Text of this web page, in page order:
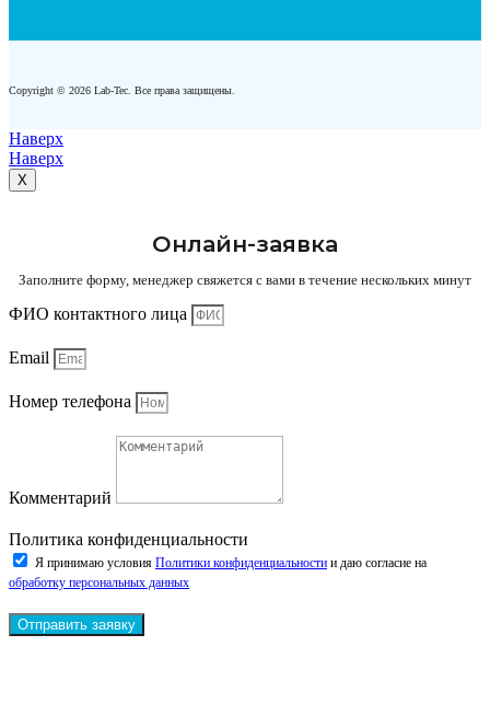
Copyright © 2026 Lab-Tec. Все права защищены.
Наверх
Наверх
X
Онлайн-заявка
Заполните форму, менеджер свяжется с вами в течение нескольких минут
ФИО контактного лица
Email
Номер телефона
Комментарий
Политика конфиденциальности
Я принимаю условия Политики конфиденциальности и даю согласие на
обработку персональных данных
Отправить заявку